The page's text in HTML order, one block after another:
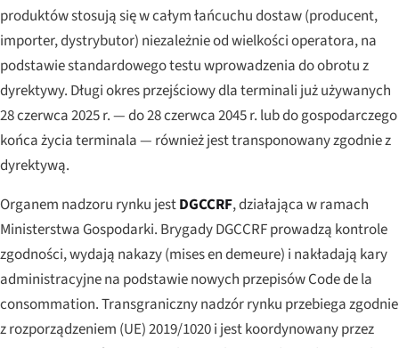
produktów stosują się w całym łańcuchu dostaw (producent,
importer, dystrybutor) niezależnie od wielkości operatora, na
podstawie standardowego testu wprowadzenia do obrotu z
dyrektywy. Długi okres przejściowy dla terminali już używanych
28 czerwca 2025 r. — do 28 czerwca 2045 r. lub do gospodarczego
końca życia terminala — również jest transponowany zgodnie z
dyrektywą.
Organem nadzoru rynku jestDGCCRF, działająca w ramach
Ministerstwa Gospodarki. Brygady DGCCRF prowadzą kontrole
zgodności, wydają nakazy (mises en demeure) i nakładają kary
administracyjne na podstawie nowych przepisów Code de la
consommation. Transgraniczny nadzór rynku przebiega zgodnie
z rozporządzeniem (UE) 2019/1020 i jest koordynowany przez